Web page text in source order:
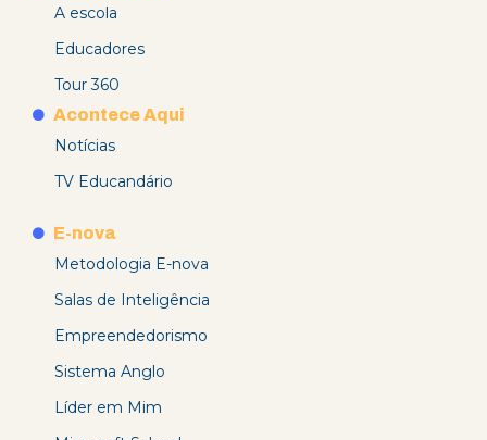
A escola
Educadores
Tour 360
Acontece Aqui
Notícias
TV Educandário
E-nova
Metodologia E-nova
Salas de Inteligência
Empreendedorismo
Sistema Anglo
Líder em Mim